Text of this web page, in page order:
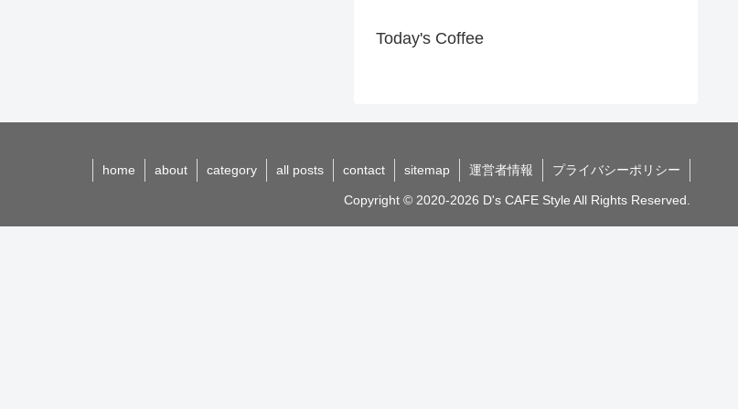
Today's Coffee
home about category all posts contact sitemap 運営者情報 プライバシーポリシー
Copyright © 2020-2026 D's CAFE Style All Rights Reserved.